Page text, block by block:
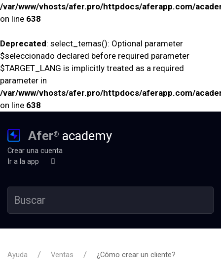
/var/www/vhosts/afer.pro/httpdocs/aferapp.com/
on line 638
Deprecated: select_temas(): Optional parameter
$seleccionado declared before required parameter
$TARGET_LANG is implicitly treated as a required
parameter in
/var/www/vhosts/afer.pro/httpdocs/aferapp.com/
on line 638
Afer® academy
Crear una cuenta
Ir a la app
Ayuda Ventas ¿Cómo crear un cliente?